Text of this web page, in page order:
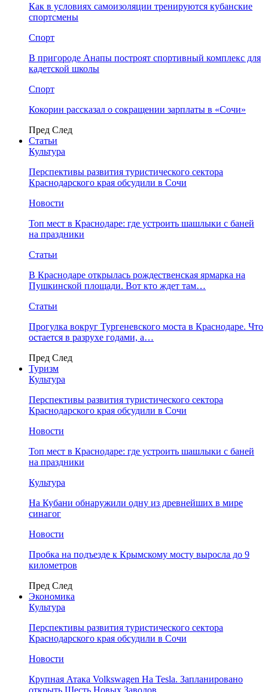
Как в условиях самоизоляции тренируются кубанские
спортсмены
Спорт
В пригороде Анапы построят спортивный комплекс для
кадетской школы
Спорт
Кокорин рассказал о сокращении зарплаты в «Сочи»
Пред След
Статьи
Культура
Перспективы развития туристического сектора
Краснодарского края обсудили в Сочи
Новости
Топ мест в Краснодаре: где устроить шашлыки с баней
на праздники
Статьи
В Краснодаре открылась рождественская ярмарка на
Пушкинской площади. Вот кто ждет там…
Статьи
Прогулка вокруг Тургеневского моста в Краснодаре. Что
остается в разрухе годами, а…
Пред След
Туризм
Культура
Перспективы развития туристического сектора
Краснодарского края обсудили в Сочи
Новости
Топ мест в Краснодаре: где устроить шашлыки с баней
на праздники
Культура
На Кубани обнаружили одну из древнейших в мире
синагог
Новости
Пробка на подъезде к Крымскому мосту выросла до 9
километров
Пред След
Экономика
Культура
Перспективы развития туристического сектора
Краснодарского края обсудили в Сочи
Новости
Крупная Атака Volkswagen На Tesla. Запланировано
открыть Шесть Новых Заводов